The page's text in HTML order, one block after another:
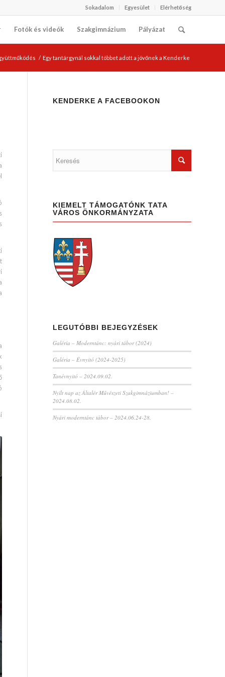
Sokadalom Egyesület Elérhetőség
Fotók és videók Szakgimnázium Pályázat
/ Egy tantárgynál sokkal többet adott a jövőnek a Kenderke
KENDERKE A FACEBOOKON
KIEMELT TÁMOGATÓNK TATA
VÁROS ÖNKORMÁNYZATA
LEGUTÓBBI BEJEGYZÉSEK
Galéria – Moderntánc: nyári tábor (2024)
Galéria – Évnyitó (2024-2025)
Tanévnyitó – 2024.09.02.
Nyílt nap az Általér Művészeti Szakgimnáziumban! –
2024.08.02.
Nyári moderntánc tábor – 2024.06.24-28.